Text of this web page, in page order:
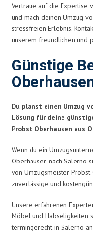
Vertraue auf die Expertise
und mach deinen Umzug
stressfreien Erlebnis.
unserem freundlichen und
Günstige
Du planst einen Umzug
Lösung für deine
Probst Oberhausen aus
Wenn du ein
Oberhausen nach Salerno
von Umzugsmeister
zuverlässige und
Unsere erfahrenen
Möbel und Habseligkeiten
termingerecht in Salerno